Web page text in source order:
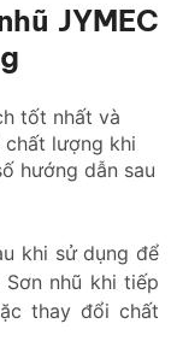
JYMEC
tốt nhất và
lượng khi
hướng dẫn sau
khi sử dụng để
nhũ khi tiếp
thay đổi chất